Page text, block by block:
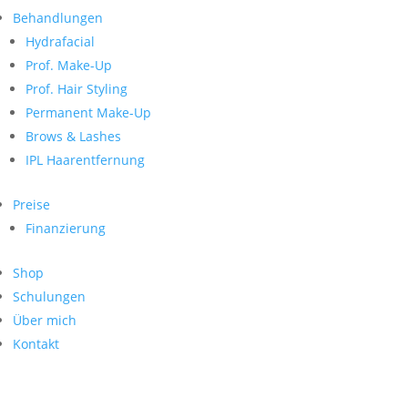
Behandlungen
Hydrafacial
Prof. Make-Up
Prof. Hair Styling
Permanent Make-Up
Brows & Lashes
IPL Haarentfernung
Preise
Finanzierung
Shop
Schulungen
Über mich
Kontakt
nach:
Neueste Kommentare
Archiv
Kategorien
Keine Kategorien
Meta
Anmelden
Feed der Einträge
WordPress.org
Search
nach:
Archive
Kontakt
Impressum
Datenschutz